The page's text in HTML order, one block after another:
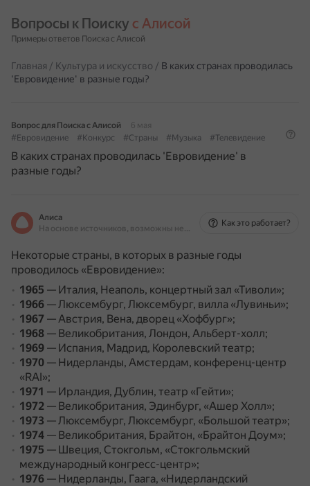
Вопросы к Поиску с Алисой
Примеры ответов Поиска с Алисой
Главная / Культура и искусство / В каких странах проводилась
'Евровидение' в разные годы?
Вопрос для Поиска с Алисой
6 мая
#Евровидение
#Конкурс #Страны #Музыка #Телевидение
В каких странах проводилась 'Евровидение' в
разные годы?
Алиса
На основе источников, возможны неточности
Как это работает?
Некоторые страны, в которых в разные годы
проводилось «Евровидение»:
1965 — Италия, Неаполь, концертный зал «Тиволи»;
1966 — Люксембург, Люксембург, вилла «Лувиньи»;
1967 — Австрия, Вена, дворец «Хофбург»;
1968 — Великобритания, Лондон, Альберт-холл;
1969 — Испания, Мадрид, Королевский театр;
1970 — Нидерланды, Амстердам, конференц-центр
«RAI»;
1971 — Ирландия, Дублин, театр «Гейти»;
1972 — Великобритания, Эдинбург, «Ашер Холл»;
1973 — Люксембург, Люксембург, «Большой театр»;
1974 — Великобритания, Брайтон, «Брайтон Доум»;
1975 — Швеция, Стокгольм, «Стокгольмский
международный конгресс-центр»;
1976 — Нидерланды, Гаага, «Нидерландский